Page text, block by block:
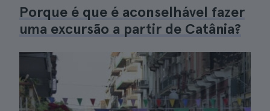
Porque é que é aconselhável fazer
uma excursão a partir de Catânia?